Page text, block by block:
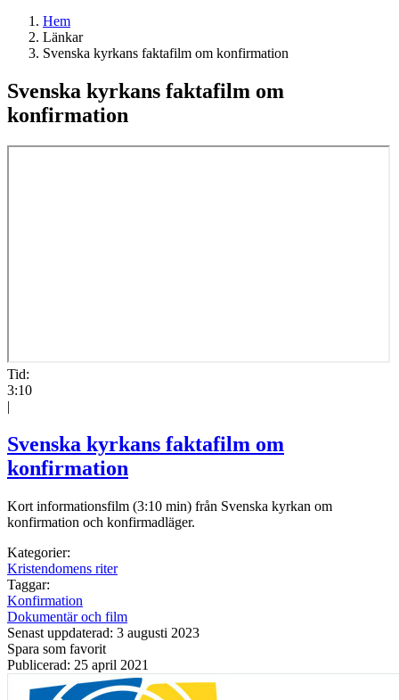
Hem
Länkar
Svenska kyrkans faktafilm om konfirmation
Svenska kyrkans faktafilm om
konfirmation
Tid:
3:10
|
Svenska kyrkans faktafilm om
konfirmation
Kort informationsfilm (3:10 min) från Svenska kyrkan om
konfirmation och konfirmadläger.
Kategorier:
Kristendomens riter
Taggar:
Konfirmation
Dokumentär och film
Senast uppdaterad: 3 augusti 2023
Spara som favorit
Publicerad: 25 april 2021